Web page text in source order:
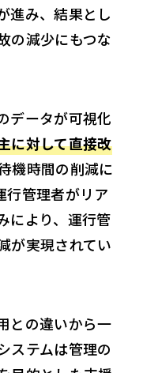
進み、結果とし
の減少にもつな
データが可視化
に対して直接改
機時間の削減に
行管理者がリア
により、運行管
が実現されてい
との違いから一
ステムは管理の